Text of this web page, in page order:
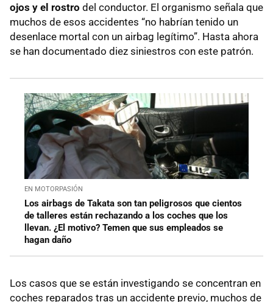
ojos y el rostro del conductor. El organismo señala que
muchos de esos accidentes “no habrían tenido un
desenlace mortal con un airbag legítimo”. Hasta ahora
se han documentado diez siniestros con este patrón.
EN MOTORPASIÓN
Los airbags de Takata son tan peligrosos que cientos
de talleres están rechazando a los coches que los
llevan. ¿El motivo? Temen que sus empleados se
hagan daño
Los casos que se están investigando se concentran en
coches reparados tras un accidente previo, muchos de